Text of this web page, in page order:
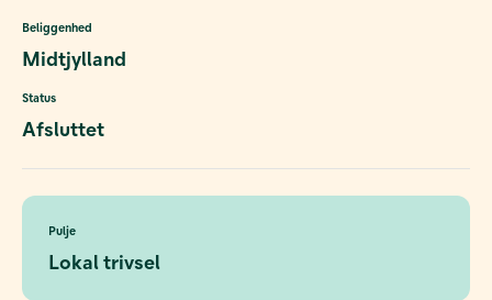
Beliggenhed
Midtjylland
Status
Afsluttet
Pulje
Lokal trivsel